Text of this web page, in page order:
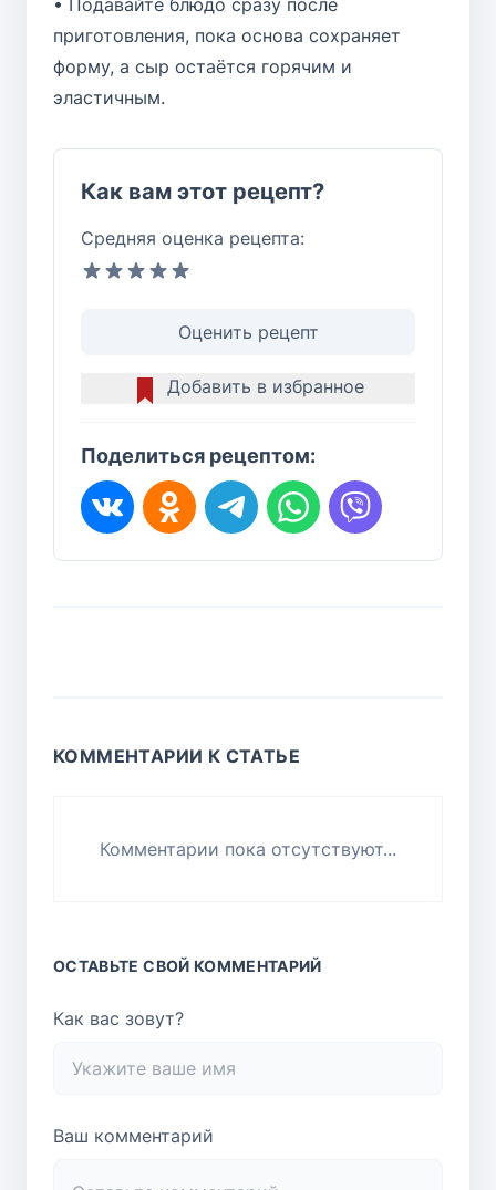
• Подавайте блюдо сразу после
приготовления, пока основа сохраняет
форму, а сыр остаётся горячим и
эластичным.
Как вам этот рецепт?
Средняя оценка рецепта:
Оценить рецепт
Добавить в избранное
Поделиться рецептом:
КОММЕНТАРИИ К СТАТЬЕ
Комментарии пока отсутствуют...
ОСТАВЬТЕ СВОЙ КОММЕНТАРИЙ
Как вас зовут?
Ваш комментарий